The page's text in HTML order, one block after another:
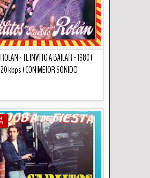
- TE INVITO A BAILAR - 1980 (
kbps ) CON MEJOR SONIDO